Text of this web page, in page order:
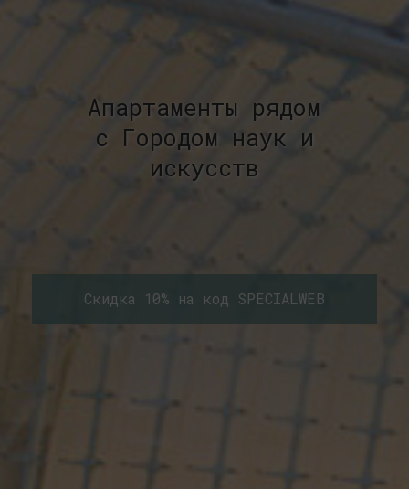
Апартаменты рядом
с Городом наук и
искусств
Скидка 10% на код SPECIALWEB